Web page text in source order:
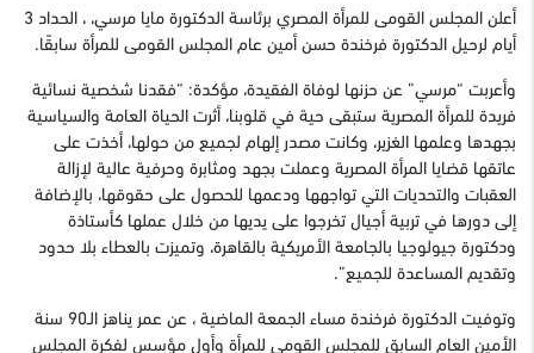
أعلن المجلس القومى للمرأة المصري برئاسة الدكتورة مايا مرسي، ، الحداد 3
أيام لرحيل الدكتورة فرخندة حسن أمين عام المجلس القومى للمرأة سابقًا.
وأعربت “مرسي” عن حزنها لوفاة الفقيدة، مؤكدة: “فقدنا شخصية نسائية
فريدة للمرأة المصرية ستبقى حية في قلوبنا، أثرت الحياة العامة والسياسية
بجهدها وعلمها الغزير، وكانت مصدر إلهام لجميع من حولها، أخذت على
عاتقها قضايا المرأة المصرية وعملت بجهد ومثابرة وحرفية عالية لإزالة
العقبات والتحديات التي تواجهها ودعمها للحصول على حقوقها، بالإضافة
إلى دورها في تربية أجيال تخرجوا على يديها من خلال عملها كأستاذة
ودكتورة جيولوجيا بالجامعة الأمريكية بالقاهرة، وتميزت بالعطاء بلا حدود
وتقديم المساعدة للجميع”.
وتوفيت الدكتورة فرخندة مساء الجمعة الماضية ، عن عمر يناهز الـ90 سنة
الأمين العام السابق للمجلس القومى للمرأة وأول مؤسس لفكرة المجلس